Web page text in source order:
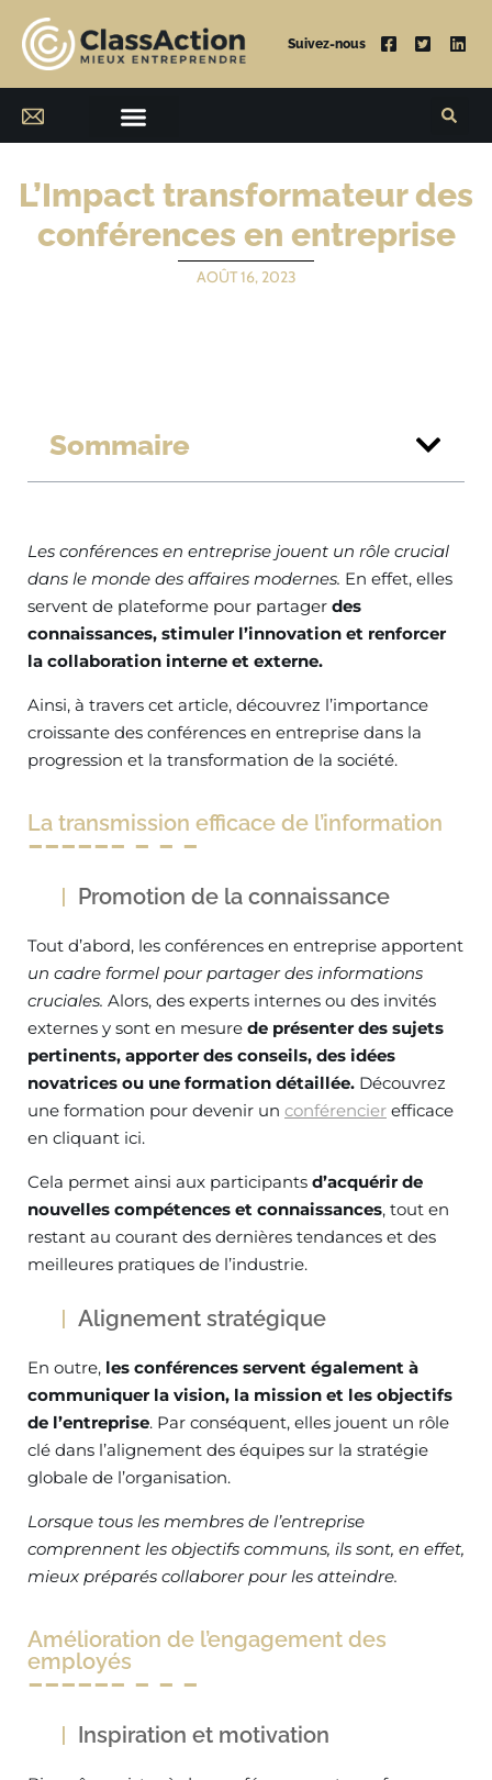
Suivez-nous
L’Impact transformateur des
conférences en entreprise
AOÛT 16, 2023
Sommaire
Les conférences en entreprise jouent un rôle crucial
dans le monde des affaires modernes. En effet, elles
servent de plateforme pour partager des
connaissances, stimuler l’innovation et renforcer
la collaboration interne et externe.
Ainsi, à travers cet article, découvrez l’importance
croissante des conférences en entreprise dans la
progression et la transformation de la société.
La transmission efficace de l’information
Promotion de la connaissance
Tout d’abord, les conférences en entreprise apportent
un cadre formel pour partager des informations
cruciales. Alors, des experts internes ou des invités
externes y sont en mesure de présenter des sujets
pertinents, apporter des conseils, des idées
novatrices ou une formation détaillée. Découvrez
une formation pour devenir un conférencier efficace
en cliquant ici.
Cela permet ainsi aux participants d’acquérir de
nouvelles compétences et connaissances, tout en
restant au courant des dernières tendances et des
meilleures pratiques de l’industrie.
Alignement stratégique
En outre, les conférences servent également à
communiquer la vision, la mission et les objectifs
de l’entreprise. Par conséquent, elles jouent un rôle
clé dans l’alignement des équipes sur la stratégie
globale de l’organisation.
Lorsque tous les membres de l’entreprise
comprennent les objectifs communs, ils sont, en effet,
mieux préparés collaborer pour les atteindre.
Amélioration de l’engagement des
employés
Inspiration et motivation